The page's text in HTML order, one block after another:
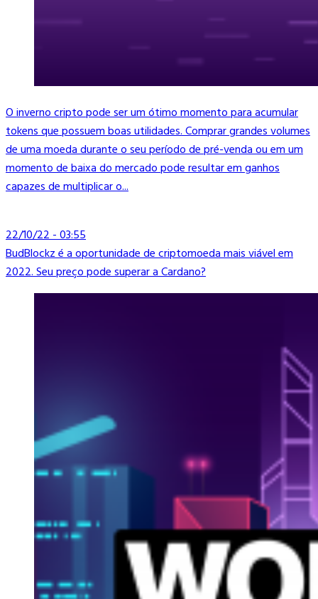
O inverno cripto pode ser um ótimo momento para acumular
tokens que possuem boas utilidades. Comprar grandes volumes
de uma moeda durante o seu período de pré-venda ou em um
momento de baixa do mercado pode resultar em ganhos
capazes de multiplicar o...
22/10/22 - 03:55
BudBlockz é a oportunidade de criptomoeda mais viável em
2022. Seu preço pode superar a Cardano?